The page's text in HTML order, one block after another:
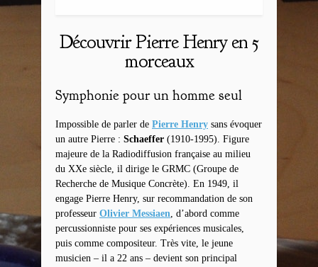
Découvrir Pierre Henry en 5
morceaux
Symphonie pour un homme seul
Impossible de parler de Pierre Henry sans évoquer
un autre Pierre : Schaeffer (1910-1995). Figure
majeure de la Radiodiffusion française au milieu
du XXe siècle, il dirige le GRMC (Groupe de
Recherche de Musique Concrète). En 1949, il
engage Pierre Henry, sur recommandation de son
professeur Olivier Messiaen, d’abord comme
percussionniste pour ses expériences musicales,
puis comme compositeur. Très vite, le jeune
musicien – il a 22 ans – devient son principal